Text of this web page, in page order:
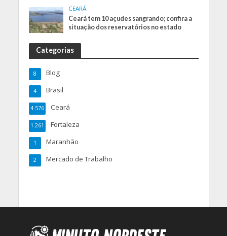
CEARÁ
Ceará tem 10 açudes sangrando; confira a
situação dos reservatórios no estado
Categorias
Blog
8
Brasil
4
Ceará
4.576
Fortaleza
1.261
Maranhão
1
Mercado de Trabalho
2